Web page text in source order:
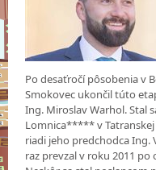
Po desaťročí pôsobenia v
Smokovec ukončil túto
Ing. Miroslav Warhol. Stal
Lomnica***** v
riadi jeho predchodca
raz prevzal v roku 2011